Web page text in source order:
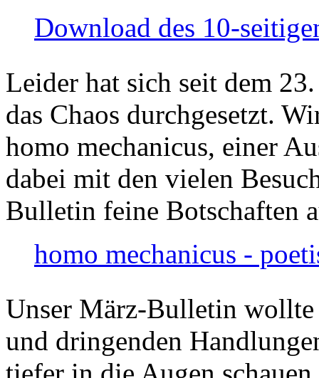
Download des 10-
Leider hat sich seit dem
das Chaos durchgesetzt.
homo mechanicus, einer
dabei mit den vielen
Bulletin feine Botschaften
homo mechanicus -
Unser März-Bulletin
und dringenden